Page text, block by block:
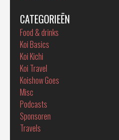
CATEGORIEËN
Food & drinks
Koi Basics
Koi Kichi
Koi Travel
Koishow Goes
Misc
Podcasts
Sponsoren
Travels